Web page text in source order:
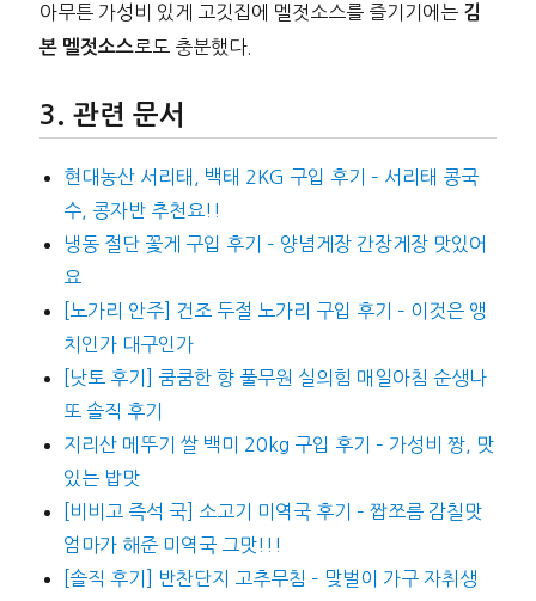
아무튼 가성비 있게 고깃집에 멜젓소스를 즐기기에는 김
본 멜젓소스로도 충분했다.
관련 문서
현대농산 서리태, 백태 2KG 구입 후기 – 서리태 콩국
수, 콩자반 추천요!!
냉동 절단 꽃게 구입 후기 – 양념게장 간장게장 맛있어
요
[노가리 안주] 건조 두절 노가리 구입 후기 – 이것은 앵
치인가 대구인가
[낫토 후기] 쿰쿰한 향 풀무원 실의힘 매일아침 순생나
또 솔직 후기
지리산 메뚜기 쌀 백미 20kg 구입 후기 – 가성비 짱, 맛
있는 밥맛
[비비고 즉석 국] 소고기 미역국 후기 – 짭쪼름 감칠맛
엄마가 해준 미역국 그맛!!!
[솔직 후기] 반찬단지 고추무침 – 맞벌이 가구 자취생